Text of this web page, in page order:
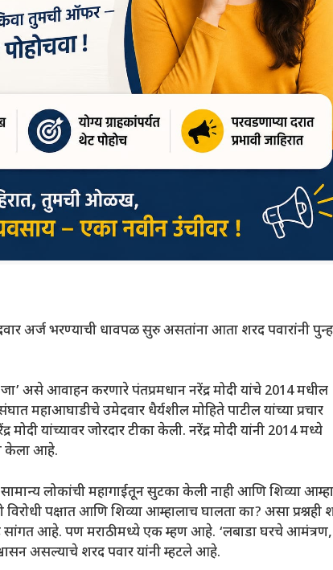
अर्ज भरण्याची धावपळ सुरु असतांना आता शरद पवारांनी
असे आवाहन करणारे पंतप्रमधान नरेंद्र मोदी यांचे 2014 मधील
महाआघाडीचे उमेदवार धैर्यशील मोहिते पाटील यांच्या प्रचार
यांच्यावर जोरदार टीका केली. नरेंद्र मोदी यांनी 2014 मध्ये
केला आहे.
लोकांची महागाईतून सुटका केली नाही आणि शिव्या
पक्षात आणि शिव्या आम्हालाच घालता का? असा प्रश्नही
सांगत आहे. पण मराठीमध्ये एक म्हण आहे. ‘लबाडा घरचे आमंत्रण,
असल्याचे शरद पवार यांनी म्हटले आहे.